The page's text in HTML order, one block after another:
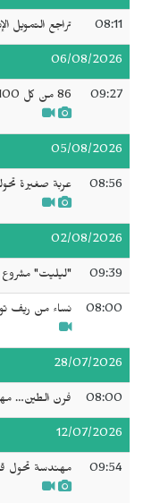
08:11 تراجع التمويل
06/08/2026
09:27 86 من كل 100 عامل في تركيا خارج النقابات... والنساء الأكثر تهميشاً
05/08/2026
08:56 عربة صغيرة
02/08/2026
09:39 "ليليت" مشروع
08:00 نساء من ريف
28/07/2026
08:00 فرن الطين…
12/07/2026
09:54 مهندسة تحول